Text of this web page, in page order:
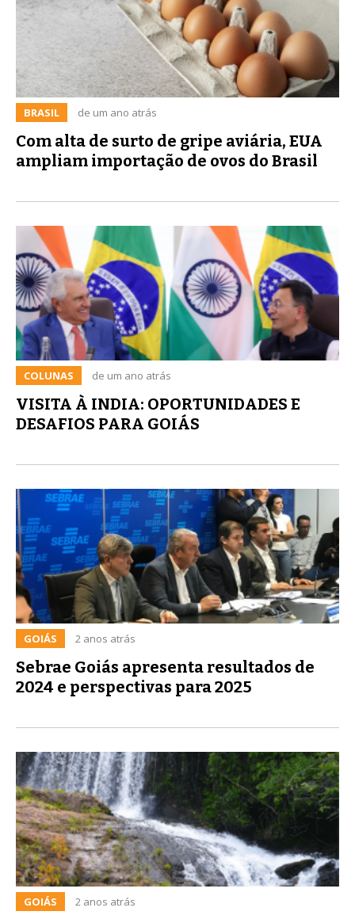
BRASIL de um ano atrás
Com alta de surto de gripe aviária, EUA
ampliam importação de ovos do Brasil
COLUNAS de um ano atrás
VISITA À INDIA: OPORTUNIDADES E
DESAFIOS PARA GOIÁS
GOIÁS 2 anos atrás
Sebrae Goiás apresenta resultados de
2024 e perspectivas para 2025
GOIÁS 2 anos atrás